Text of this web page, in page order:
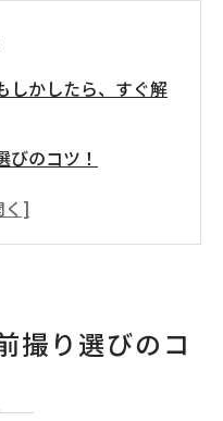
しかしたら、すぐ解
のコツ！
なんとなくでいい。
撮り選びのコ